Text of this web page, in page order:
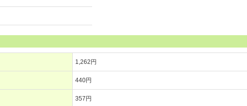
1,262円
440円
357円